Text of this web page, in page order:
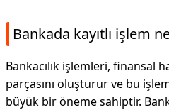
Bankada kayıtlı işlem
Bankacılık işlemleri, finansal
parçasını oluşturur ve bu
büyük bir öneme sahiptir.